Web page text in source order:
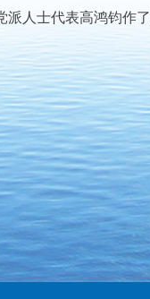
人士代表高鸿钧作